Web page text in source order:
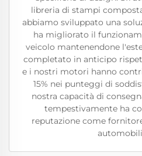
libreria di stampi
abbiamo sviluppato una
ha migliorato il
veicolo mantenendone
completato in anticipo
e i nostri motori hanno
15% nei punteggi di
nostra capacità di
tempestivamente ha
reputazione come